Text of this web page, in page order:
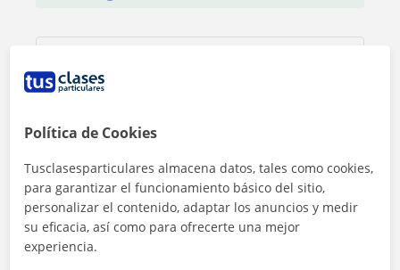
Política de Cookies
Tusclasesparticulares almacena datos, tales como cookies,
para garantizar el funcionamiento básico del sitio,
personalizar el contenido, adaptar los anuncios y medir
su eficacia, así como para ofrecerte una mejor
experiencia.